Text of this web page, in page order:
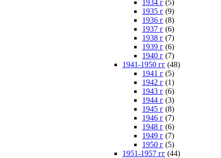
1934 г (5)
1935 г (9)
1936 г (8)
1937 г (6)
1938 г (7)
1939 г (6)
1940 г (7)
1941-1950 гг (48)
1941 г (5)
1942 г (1)
1943 г (6)
1944 г (3)
1945 г (8)
1946 г (7)
1948 г (6)
1949 г (7)
1950 г (5)
1951-1957 гг (44)